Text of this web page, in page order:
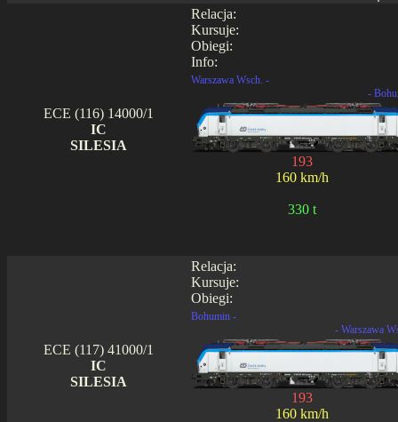
Relacja:
Kursuje:
Obiegi:
Info:
ECE (116) 14000/1
IC
SILESIA
Warszawa Wsch. -
-
193
160 km/h
330 t
Relacja:
Kursuje:
Obiegi:
ECE (117) 41000/1
IC
SILESIA
Bohumin -
- Warszawa
193
160 km/h